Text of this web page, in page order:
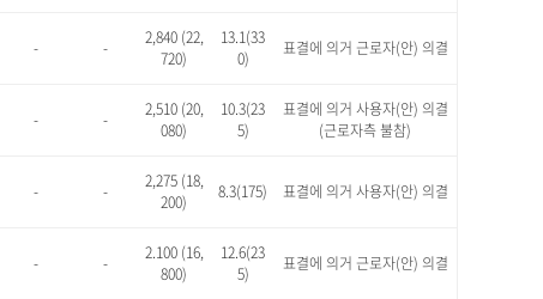
- -
2,840 (22,
720)
13.1(33
0)
표결에 의거 근로자(안) 의결
- -
2,510 (20,
080)
10.3(23
5)
표결에 의거 사용자(안) 의결
(근로자측 불참)
- -
2,275 (18,
200)
8.3(175) 표결에 의거 사용자(안) 의결
- -
2.100 (16,
800)
12.6(23
5)
표결에 의거 근로자(안) 의결